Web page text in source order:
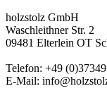
holzstolz GmbH
Waschleithner Str. 2
09481 Elterlein OT
Telefon: +49
E-Mail: